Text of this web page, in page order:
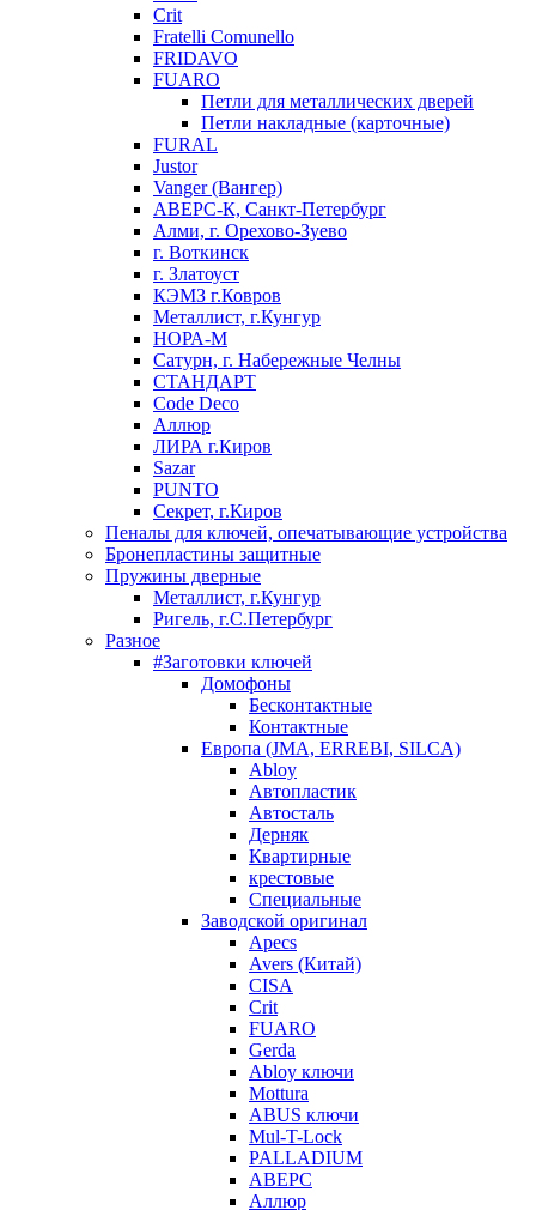
Crit
Fratelli Comunello
FRIDAVO
FUARO
Петли для металлических дверей
Петли накладные (карточные)
FURAL
Justor
Vanger (Вангер)
АВЕРС-К, Санкт-Петербург
Алми, г. Орехово-Зуево
г. Воткинск
г. Златоуст
КЭМЗ г.Ковров
Металлист, г.Кунгур
НОРА-М
Сатурн, г. Набережные Челны
СТАНДАРТ
Code Deco
Аллюр
ЛИРА г.Киров
Sazar
PUNTO
Секрет, г.Киров
Пеналы для ключей, опечатывающие устройства
Бронепластины защитные
Пружины дверные
Металлист, г.Кунгур
Ригель, г.С.Петербург
Разное
#Заготовки ключей
Домофоны
Бесконтактные
Контактные
Европа (JMA, ERREBI, SILCA)
Abloy
Автопластик
Автосталь
Дерняк
Квартирные
крестовые
Специальные
Заводской оригинал
Apecs
Avers (Китай)
CISA
Crit
FUARO
Gerda
Abloy ключи
Mottura
ABUS ключи
Mul-T-Lock
PALLADIUM
АВЕРС
Аллюр